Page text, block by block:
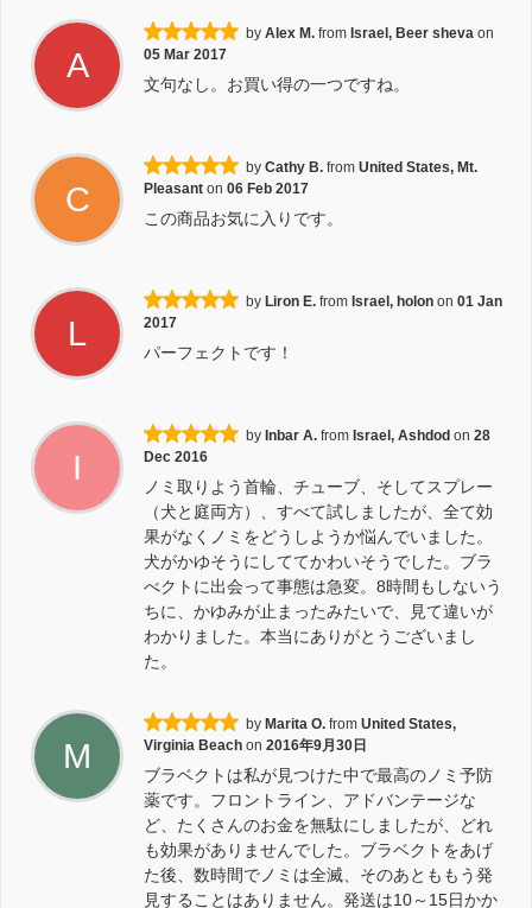
A
by Alex M. from Israel, Beer sheva on
05 Mar 2017
文句なし。お買い得の一つですね。
C
by Cathy B. from United States, Mt.
Pleasant on 06 Feb 2017
この商品お気に入りです。
L
by Liron E. from Israel, holon on 01 Jan
2017
パーフェクトです！
I
by Inbar A. from Israel, Ashdod on 28
Dec 2016
ノミ取りよう首輪、チューブ、そしてスプレー
（犬と庭両方）、すべて試しましたが、全て効
果がなくノミをどうしようか悩んでいました。
犬がかゆそうにしててかわいそうでした。ブラ
べクトに出会って事態は急変。8時間もしないう
ちに、かゆみが止まったみたいで、見て違いが
わかりました。本当にありがとうございまし
た。
M
by Marita O. from United States,
Virginia Beach on 2016年9月30日
ブラベクトは私が見つけた中で最高のノミ予防
薬です。フロントライン、アドバンテージな
ど、たくさんのお金を無駄にしましたが、どれ
も効果がありませんでした。ブラベクトをあげ
た後、数時間でノミは全滅、そのあとももう発
見することはありません。発送は10～15日かか